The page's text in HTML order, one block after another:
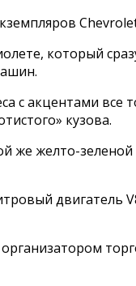
который
с акцентами все
кузова.
же желто-
двигатель